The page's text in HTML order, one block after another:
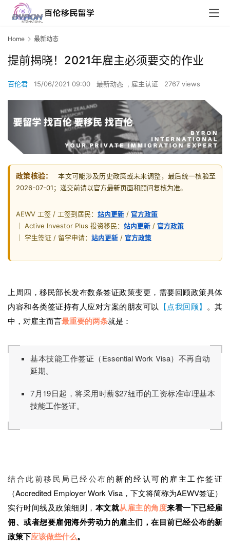
Home 最新动态
提前揭晓！2021年雇主必须要交的作业
百伦君 15/06/2021 09:00 最新动态 , 雇主认证 2767 views
政策核验：
本文可能涉及历史政策或未来调整，最后统一核验至
2026-07-01；递交前请以官方最新页面和顾问复核为准。
AEWV 工签 / 工签到居民： 站内更新 / 官方政策
｜ Active Investor Plus 投资移民： 站内更新 / 官方政策
｜ 学生签证 / 留学申请： 站内更新 / 官方政策
上周四，移民部长发布数条签证政策变更，需要回顾政策具体
内容和各类签证持有人应对方案的朋友可以 【点我回顾】 。其
中，对雇主而言最重要的两条就是：
基本技能工作签证（Essential Work Visa）不再自动
延期。
7月19日起，将采用时薪$27纽币的工资标准审理基本
技能工作签证。
结合此前移民局已经公布的新的经认可的雇主工作签证
（Accredited Employer Work Visa，下文将简称为AEWV签证）
实行时间线及政策细则， 本文就从雇主的角度来看一下已经雇
佣、或者想要雇佣海外劳动力的雇主们，在目前已经公布的新
政策下应该做些什么。